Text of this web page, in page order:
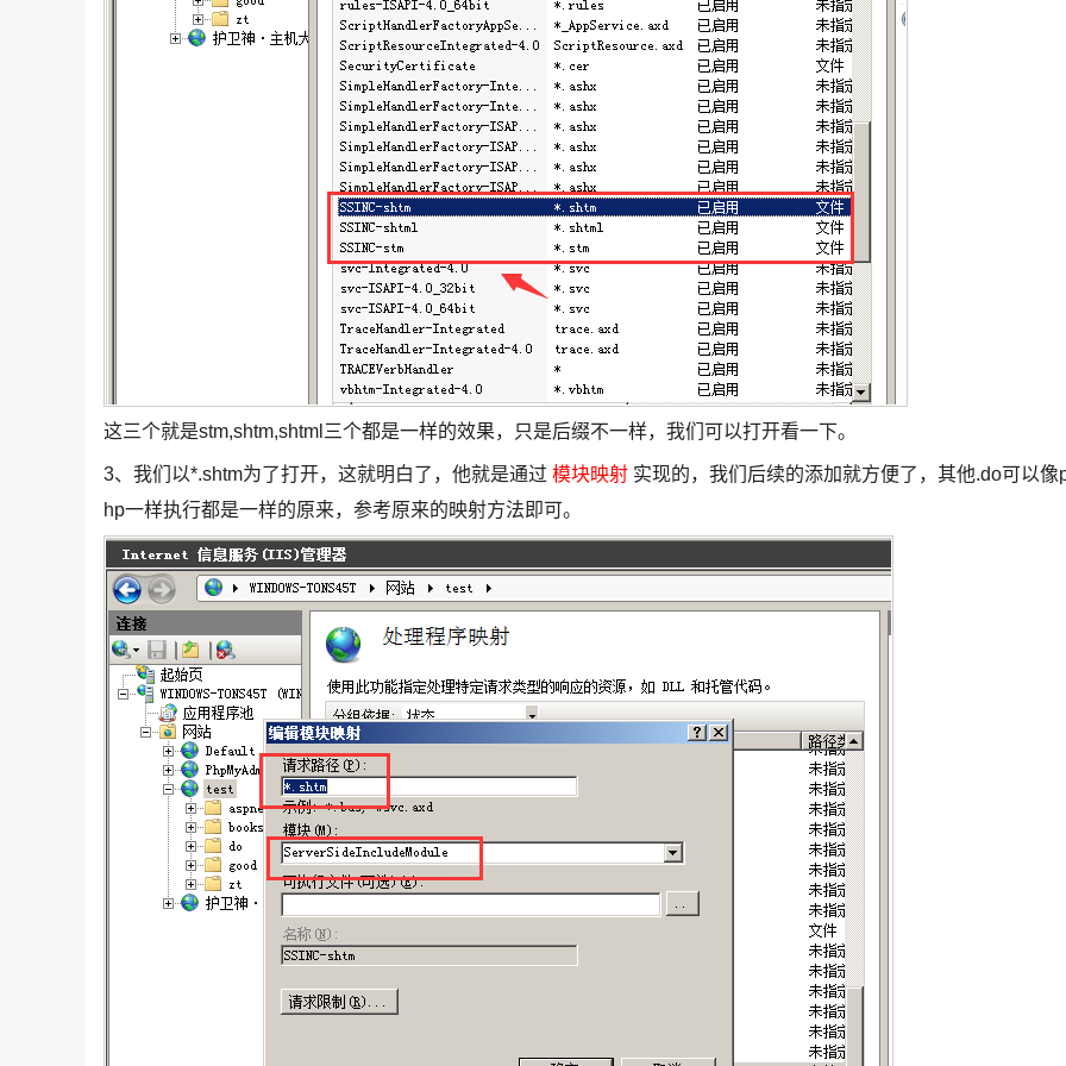
这三个就是stm,shtm,shtml三个都是一样的效果，只是后缀不一样，我们可以打开看一下。
3、我们以*.shtm为了打开，这就明白了，他就是通过 模块映射 实现的，我们后续的添加就方便了，其他.do可以像
hp一样执行都是一样的原来，参考原来的映射方法即可。